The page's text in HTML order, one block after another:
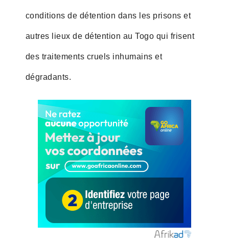
conditions de détention dans les prisons et
autres lieux de détention au Togo qui frisent
des traitements cruels inhumains et
dégradants.